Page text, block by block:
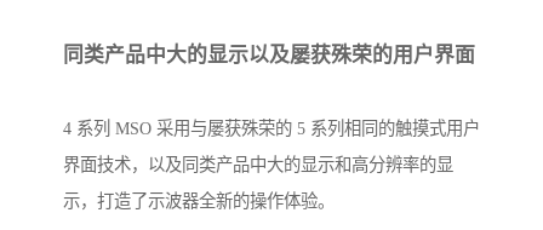
同类产品中大的显示以及屡获殊荣的用户界面
4 系列 MSO 采用与屡获殊荣的 5 系列相同的触摸式用户
界面技术，以及同类产品中大的显示和高分辨率的显
示，打造了示波器全新的操作体验。